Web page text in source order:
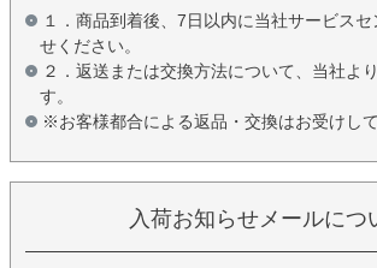
１．商品到着後、7日以内に当社サービス
せください。
２．返送または交換方法について、当社よ
す。
※お客様都合による返品・交換はお受けし
入荷お知らせメールにつ